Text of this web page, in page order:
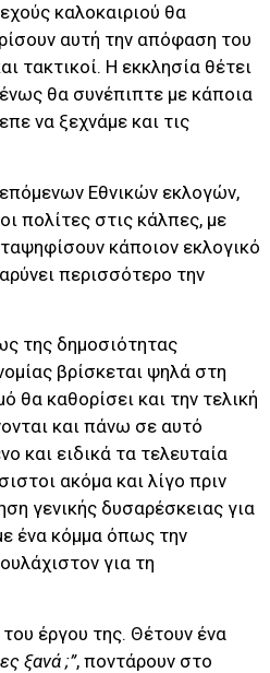
καλοκαιριού θα
αυτή την απόφαση του
τακτικοί. Η εκκλησία θέτει
θα συνέπιπτε με κάποια
να ξεχνάμε και τις
Εθνικών εκλογών,
πολίτες στις κάλπες, με
κάποιον εκλογικό
περισσότερο την
της δημοσιότητας
βρίσκεται ψηλά στη
θα καθορίσει και την τελική
και πάνω σε αυτό
και ειδικά τα τελευταία
ακόμα και λίγο πριν
γενικής δυσαρέσκειας για
ένα κόμμα όπως την
για τη
έργου της. Θέτουν ένα
ξανά ;”, ποντάρουν στο